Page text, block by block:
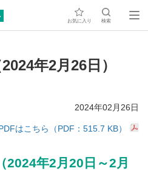
お気に入り 検索
年2月26日）
2024年02月26日
はこちら（PDF：515.7 KB）
年2月20日～2月